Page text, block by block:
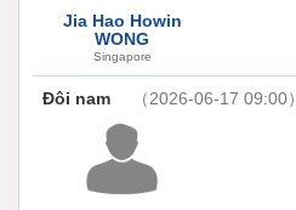
Jia Hao Howin
WONG
Singapore
Đôi nam （2026-06-17 09:00）